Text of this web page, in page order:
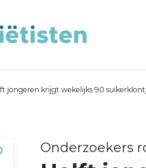
jongeren krijgt wekelijks 90
Onderzoekers